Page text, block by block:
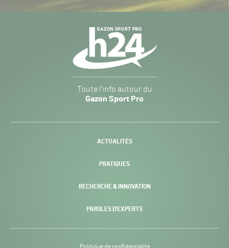
Sport
Pro
-
Toute l’info autour du
Gazon Sport Pro
ACTUALITÉS
PRATIQUES
RECHERCHE & INNOVATION
PAROLES D’EXPERTS
Politique de confidentialité